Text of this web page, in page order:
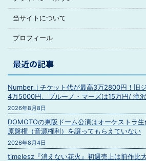
当サイトについて
プロフィール
最近の記事
Number_i チケット代が最高3万2800円！旧
4万5000円、ブルーノ・マーズは15万円/ 滝
2026年8月8日
DOMOTOの東阪ドーム公演はオーケストラ
原盤権（音源権利）を譲ってもらえていない
2026年8月4日
timelesz『消えない花火』初週売上は前作比